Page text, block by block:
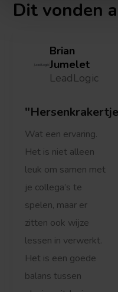
Dit vonden
Brian
Jumelet
LeadLogic
Hersenkrakertje
Wat een ervaring.
Het is niet alleen
leuk om samen met
je collega’s te
spelen, maar er
zitten ook wijze
lessen in verwerkt.
Het is een goede
balans tussen